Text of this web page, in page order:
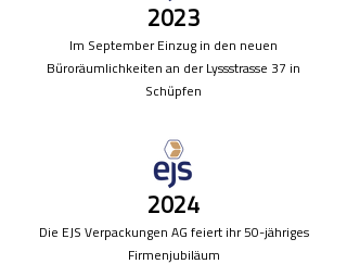
2023
Im September Einzug in den neuen
Büroräumlichkeiten an der Lyssstrasse 37 in
Schüpfen
2024
Die EJS Verpackungen AG feiert ihr 50-jähriges
Firmenjubiläum